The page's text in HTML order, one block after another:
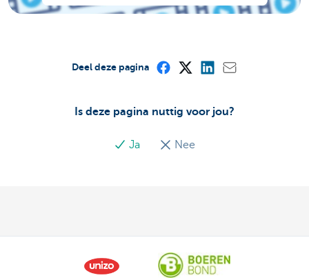
Is deze pagina nuttig voor jou?
Ja Nee
Deel deze pagina